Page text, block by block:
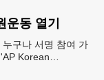
동 열기
구나 서명 참여 가
Korean